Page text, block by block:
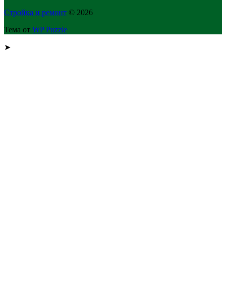
Стройка и ремонт © 2026
Тема от WP Puzzle
➤